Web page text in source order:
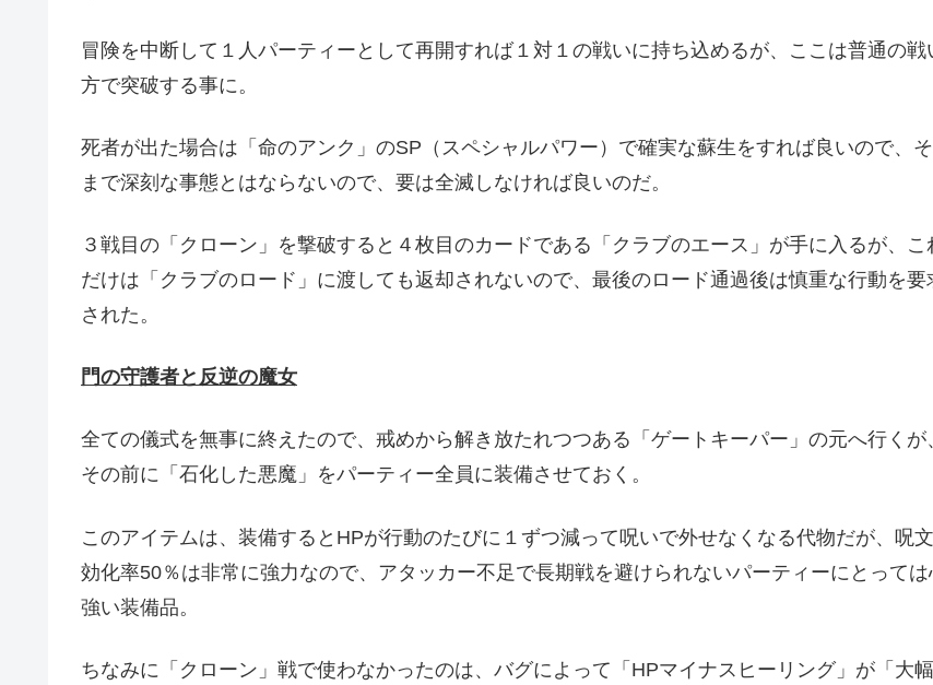
冒険を中断して１人パーティーとして再開すれば１対１の戦いに持ち込めるが、ここは普通の戦
方で突破する事に。
死者が出た場合は「命のアンク」のSP（スペシャルパワー）で確実な蘇生をすれば良いので、そ
まで深刻な事態とはならないので、要は全滅しなければ良いのだ。
３戦目の「クローン」を撃破すると４枚目のカードである「クラブのエース」が手に入るが、こ
だけは「クラブのロード」に渡しても返却されないので、最後のロード通過後は慎重な行動を要
された。
門の守護者と反逆の魔女
全ての儀式を無事に終えたので、戒めから解き放たれつつある「ゲートキーパー」の元へ行くが
その前に「石化した悪魔」をパーティー全員に装備させておく。
このアイテムは、装備するとHPが行動のたびに１ずつ減って呪いで外せなくなる代物だが、呪
効化率50％は非常に強力なので、アタッカー不足で長期戦を避けられないパーティーにとっては
強い装備品。
ちなみに「クローン」戦で使わなかったのは、バグによって「HPマイナスヒーリング」が「大